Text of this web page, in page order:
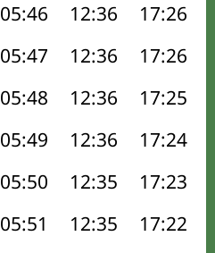
05:46 12:36 17:26
05:47 12:36 17:26
05:48 12:36 17:25
05:49 12:36 17:24
05:50 12:35 17:23
05:51 12:35 17:22